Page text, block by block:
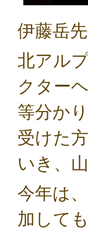
伊藤岳
北アル
クター
等分か
受けた
いき、
今年は
加して